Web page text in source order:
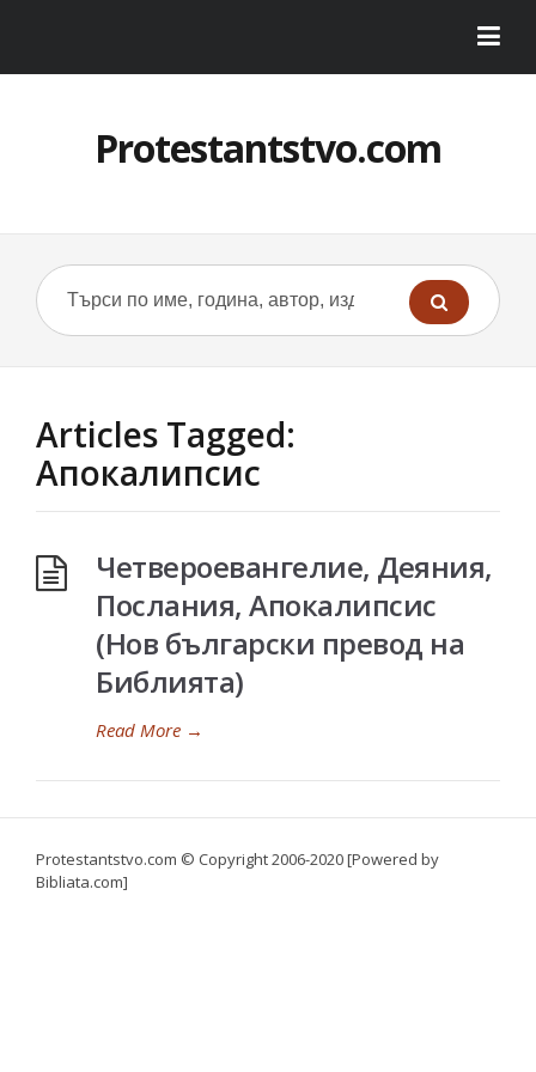
Protestantstvo.com
Articles Tagged:
Апокалипсис
Четвероевангелие, Деяния,
Послания, Апокалипсис
(Нов български превод на
Библията)
Read More →
Protestantstvo.com © Copyright 2006-2020 [Powered by
Bibliata.com]